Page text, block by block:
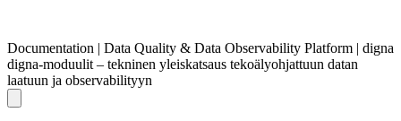
Documentation | Data Quality & Data Observability Platform | digna
digna-moduulit – tekninen yleiskatsaus tekoälyohjattuun datan
laatuun ja observabilityyn